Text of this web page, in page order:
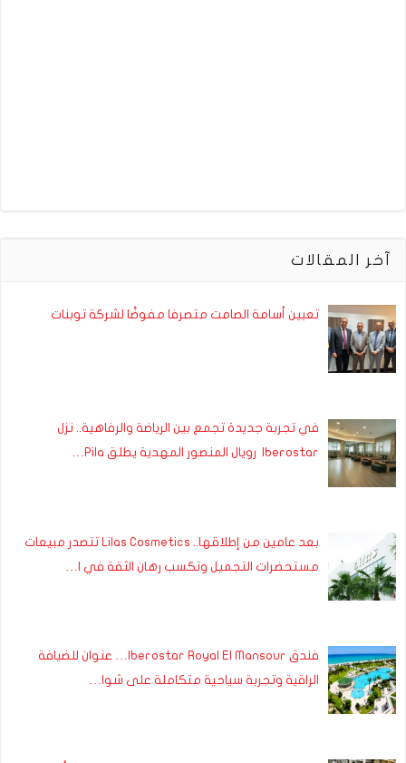
آخر المقالات
تعيين أسامة الصامت متصرفا مفوضًا لشركة توبنات
في تجربة جديدة تجمع بين الرياضة والرفاهية.. نزل
Iberostar رويال المنصور المهدية يطلق Pila…
بعد عامين من إطلاقها.. Lilas Cosmetics تتصدر مبيعات
مستحضرات التجميل وتكسب رهان الثقة في ا…
فندق Iberostar Royal El Mansour… عنوان للضيافة
الراقية وتجربة سياحية متكاملة على شوا…